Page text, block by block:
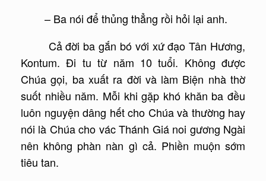
– Ba nói để thủng thẳng rồi hỏi lại anh.
Cả đời ba gắn bó với xứ đạo Tân Hương,
Kontum. Đi tu từ năm 10 tuổi. Không được
Chúa gọi, ba xuất ra đời và làm Biện nhà thờ
suốt nhiều năm. Mỗi khi gặp khó khăn ba đều
luôn nguyện dâng hết cho Chúa và thường hay
nói là Chúa cho vác Thánh Giá noi gương Ngài
nên không phàn nàn gì cả. Phiền muộn sớm
tiêu tan.